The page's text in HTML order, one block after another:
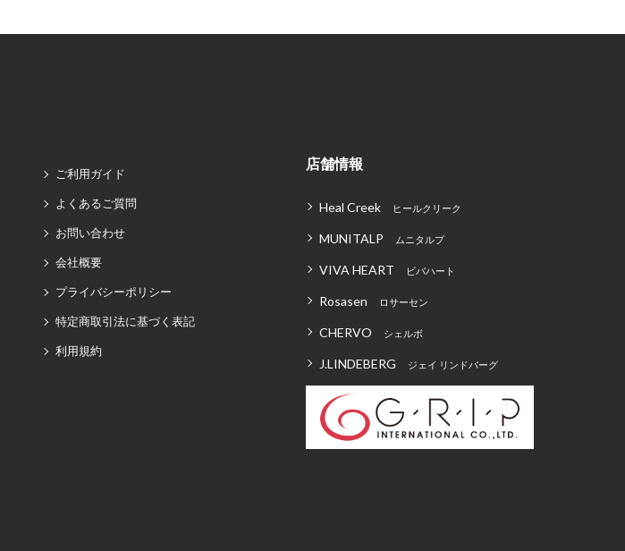
ご利用ガイド
よくあるご質問
お問い合わせ
会社概要
プライバシーポリシー
特定商取引法に基づく表記
利用規約
店舗情報
Heal Creek ヒールクリーク
MUNITALP ムニタルプ
VIVA HEART ビバハート
Rosasen ロサーセン
CHERVO シェルボ
J.LINDEBERG ジェイ リンドバーグ